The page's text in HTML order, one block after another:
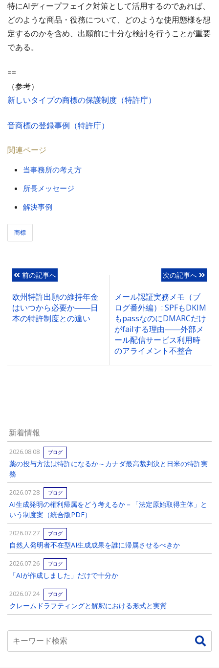
特にAIディープフェイク対策として活用するのであれば、
どのような商品・役務について、どのような使用態様を想
定するのかを含め、出願前に十分な検討を行うことが重要
である。
==
（参考）
新しいタイプの商標の保護制度（特許庁）
音商標の登録事例（特許庁）
関連ページ
当事務所の考え方
所長メッセージ
解決事例
商標
前の記事へ
欧州特許出願の維持年金
はいつから必要か――日
本の特許制度との違い
次の記事へ
メール認証実務メモ（ブ
ログ番外編）: SPFもDKIM
もpassなのにDMARCだけ
がfailする理由――外部メ
ール配信サービス利用時
のアライメント不整合
新着情報
2026.08.08 ブログ
薬の投与方法は特許になるか～カナダ最高裁判決と日米の特許実
務
2026.07.28 ブログ
AI生成発明の権利帰属をどう考えるか－「法定原始取得主体」と
いう制度案（統合版PDF）
2026.07.27 ブログ
自然人発明者不在型AI生成成果を誰に帰属させるべきか
2026.07.26 ブログ
「AIが作成しました」だけで十分か
2026.07.24 ブログ
クレームドラフティングと解釈における形式と実質